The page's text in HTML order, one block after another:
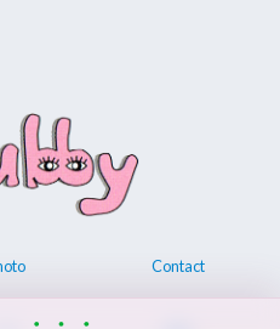
Contact